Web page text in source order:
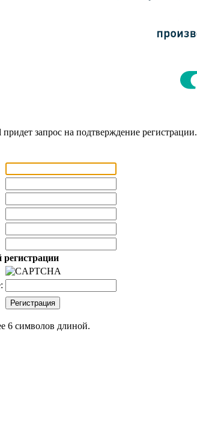
запрос на подтверждение регистрации.
регистрации
6 символов длиной.